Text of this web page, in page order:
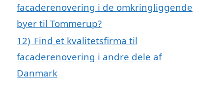
facaderenovering i de omkringliggende
byer til Tommerup?
12) Find et kvalitetsfirma til
facaderenovering i andre dele af
Danmark